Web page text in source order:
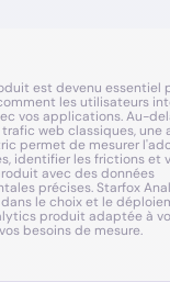
est devenu essentiel
les utilisateurs
vos applications. Au-
web classiques, une
permet de mesurer
identifier les frictions et
avec des données
précises. Starfox
le choix et le
produit adaptée à
besoins de mesure.